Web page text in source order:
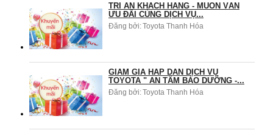
TRI ÂN KHÁCH HÀNG - MUÔN VÀN
ƯU ĐÃI CÙNG DỊCH VỤ...
Đăng bởi:Toyota Thanh Hóa
GIẢM GIÁ HẤP DẪN DỊCH VỤ
TOYOTA " AN TÂM BẢO DƯỠNG -...
Đăng bởi:Toyota Thanh Hóa